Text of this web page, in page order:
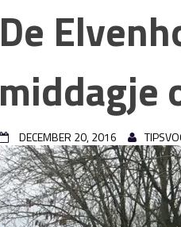
De
middagje
DECEMBER 20, 2016